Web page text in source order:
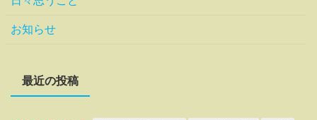
お知らせ
最近の投稿